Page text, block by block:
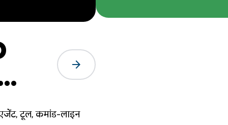
arrow_forward
टूल, कमांड-लाइन